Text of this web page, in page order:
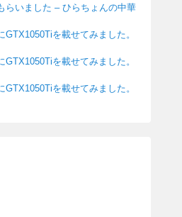
らいました – ひらちょんの中華
GTX1050Tiを載せてみました。
GTX1050Tiを載せてみました。
GTX1050Tiを載せてみました。